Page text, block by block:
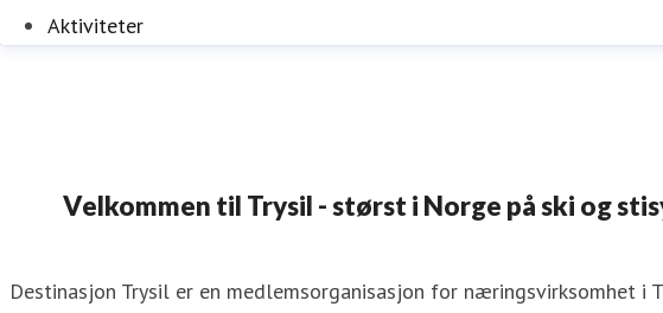
Aktiviteter
Velkommen til Trysil - størst i Norge på ski og
Destinasjon Trysil er en medlemsorganisasjon for næringsvirksomhet i